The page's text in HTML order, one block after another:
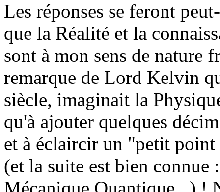
Les réponses se feront
que la Réalité et la
sont à mon sens de nature
remarque de Lord Kelvin
siècle, imaginait la
qu'à ajouter quelques
et à éclaircir un "petit
(et la suite est bien